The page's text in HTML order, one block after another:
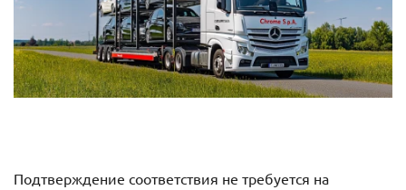
Подтверждение соответствия не требуется на